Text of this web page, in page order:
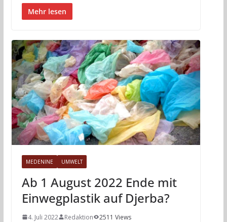
Mehr lesen
MEDENINE UMWELT
Ab 1 August 2022 Ende mit
Einwegplastik auf Djerba?
4. Juli 2022 Redaktion
2511 Views